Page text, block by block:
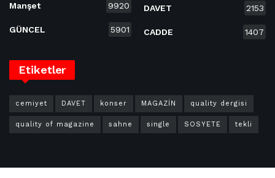
Manşet 9920
GÜNCEL 5901
DAVET 2153
CADDE 1407
Etiketler
cemiyet DAVET konser MAGAZİN quality dergisi
quality of magazine sahne single SOSYETE tekli